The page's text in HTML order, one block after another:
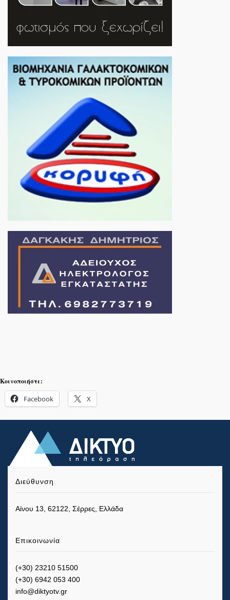
Κοινοποιήστε:
Facebook X
Διεύθυνση
Αίνου 13, 62122, Σέρρες, Ελλάδα
Επικοινωνία
(+30) 23210 51500
(+30) 6942 053 400
info@diktyotv.gr